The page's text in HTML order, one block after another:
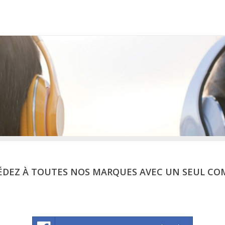
À TOUTES NOS MARQUES AVEC UN SEUL